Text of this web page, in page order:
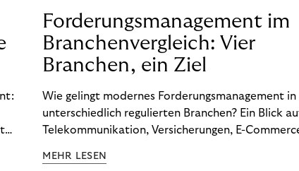
Forderungsmanagement im
Branchenvergleich: Vier
Branchen, ein Ziel
Wie gelingt modernes Forderungsmanagement in
unterschiedlich regulierten Branchen? Ein Blick
Telekommunikation, Versicherungen, E-
wirksam reduzieren will, braucht keine
MEHR LESEN